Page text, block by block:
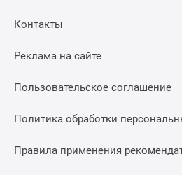
Контакты
Реклама на сайте
Пользовательское соглашение
Политика обработки
Правила применения